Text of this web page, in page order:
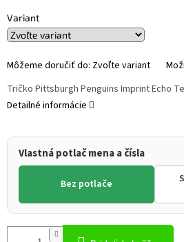
Variant
Môžeme doručiť do: Zvoľte variant
Vlastná potlač mena a čísla
Bez potlače
Tričko Pittsburgh Penguins Imprint Echo
Detailné informácie